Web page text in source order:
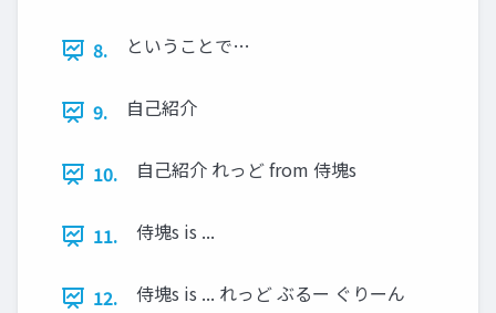
8. ということで…
9. 自己紹介
10. 自己紹介 れっど from 侍塊s
11. 侍塊s is ...
12. 侍塊s is ... れっど ぶるー ぐりーん